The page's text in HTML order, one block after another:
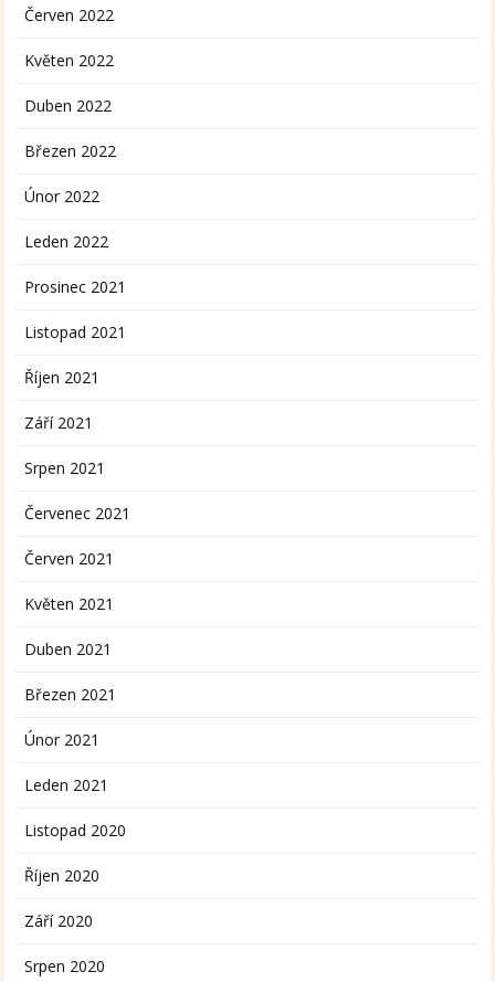
Červen 2022
Květen 2022
Duben 2022
Březen 2022
Únor 2022
Leden 2022
Prosinec 2021
Listopad 2021
Říjen 2021
Září 2021
Srpen 2021
Červenec 2021
Červen 2021
Květen 2021
Duben 2021
Březen 2021
Únor 2021
Leden 2021
Listopad 2020
Říjen 2020
Září 2020
Srpen 2020